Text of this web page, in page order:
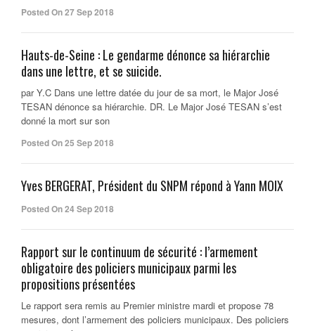
Posted On 27 Sep 2018
Hauts-de-Seine : Le gendarme dénonce sa hiérarchie
dans une lettre, et se suicide.
par Y.C Dans une lettre datée du jour de sa mort, le Major José
TESAN dénonce sa hiérarchie. DR. Le Major José TESAN s’est
donné la mort sur son
Posted On 25 Sep 2018
Yves BERGERAT, Président du SNPM répond à Yann MOIX
Posted On 24 Sep 2018
Rapport sur le continuum de sécurité : l’armement
obligatoire des policiers municipaux parmi les
propositions présentées
Le rapport sera remis au Premier ministre mardi et propose 78
mesures, dont l’armement des policiers municipaux. Des policiers